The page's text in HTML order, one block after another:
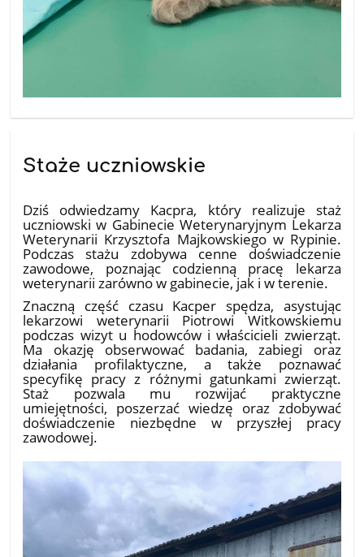
Staże uczniowskie
Dziś odwiedzamy Kacpra, który realizuje staż
uczniowski w Gabinecie Weterynaryjnym Lekarza
Weterynarii Krzysztofa Majkowskiego w Rypinie.
Podczas stażu zdobywa cenne doświadczenie
zawodowe, poznając codzienną pracę lekarza
weterynarii zarówno w gabinecie, jak i w terenie.
Znaczną część czasu Kacper spędza, asystując
lekarzowi weterynarii Piotrowi Witkowskiemu
podczas wizyt u hodowców i właścicieli zwierząt.
Ma okazję obserwować badania, zabiegi oraz
działania profilaktyczne, a także poznawać
specyfikę pracy z różnymi gatunkami zwierząt.
Staż pozwala mu rozwijać praktyczne
umiejętności, poszerzać wiedzę oraz zdobywać
doświadczenie niezbędne w przyszłej pracy
zawodowej.